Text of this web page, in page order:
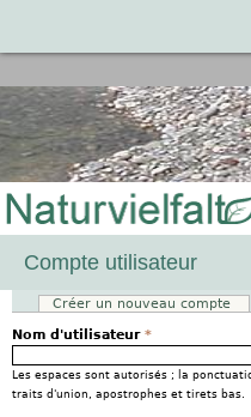
Compte utilisateur
Onglets principaux
Créer un nouveau compte
Nom d'utilisateur *
Les espaces sont autorisés ; la
traits d'union, apostrophes et tirets bas.